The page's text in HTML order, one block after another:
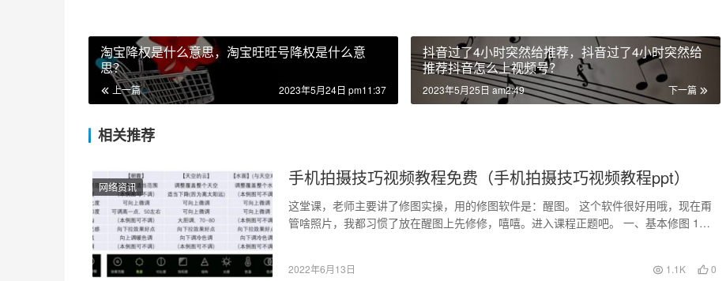
淘宝降权是什么意思，淘宝旺旺号降权是什么意
思？
上一篇 2023年5月24日 pm11:37
抖音过了4小时突然给推荐，抖音过了4小时突然给
推荐抖音怎么上视频号？
下一篇
2023年5月25日 am2:49
相关推荐
网络资讯 手机拍摄技巧视频教程免费（手机拍摄技巧视频教程ppt）
这堂课，老师主要讲了修图实操，用的修图软件是：醒图。 这个软件很好用哦，现在甭
管啥照片，我都习惯了放在醒图上先修修，嘻嘻。进入课程正题吧。 一、基本修图 1、
2022年6月13日 1.1K 0